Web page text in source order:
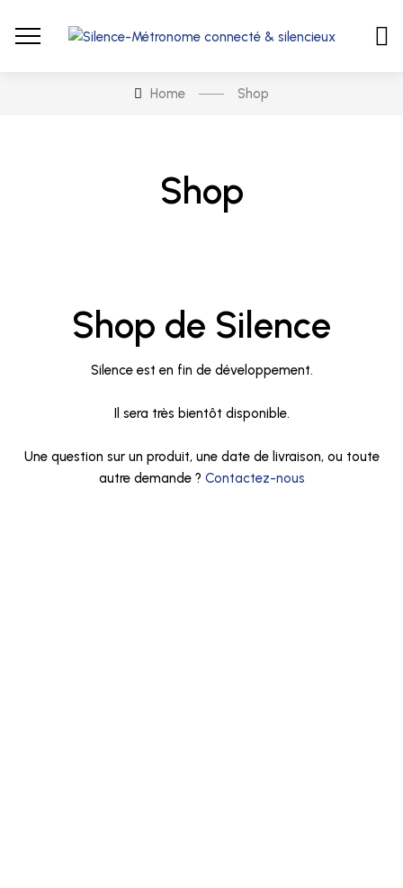
Home Shop
Shop
Shop de Silence
Silence est en fin de développement.
Il sera très bientôt disponible.
Une question sur un produit, une date de livraison, ou toute
autre demande ? Contactez-nous